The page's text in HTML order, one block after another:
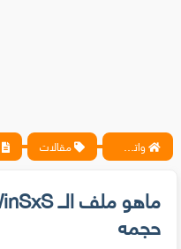
واتس آب ، فيسبوك ، أنترنت ، شروحات تقنية حصرية - المحترف مقالات
حجمه